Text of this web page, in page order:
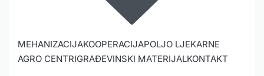
MEHANIZACIJAKOOPERACIJAPOLJO LJEKARNE
AGRO CENTRIGRAĐEVINSKI MATERIJALKONTAKT